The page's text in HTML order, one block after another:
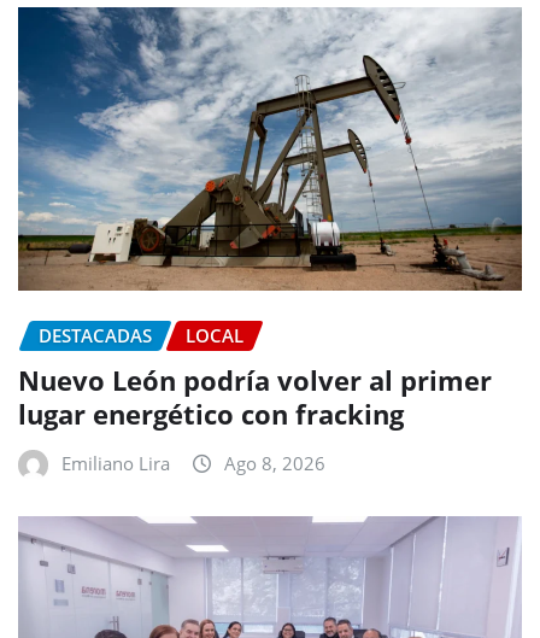
DESTACADAS LOCAL
Nuevo León podría volver al primer
lugar energético con fracking
Emiliano Lira Ago 8, 2026